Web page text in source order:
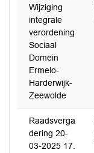
Wijziging
integrale
verordening
Sociaal
Domein
Ermelo-
Harderwijk-
Zeewolde
Raadsverga
dering 20-
03-2025 17.